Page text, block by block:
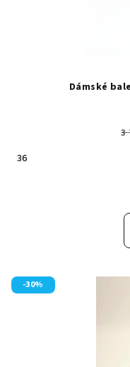
Dámské
3
36
-30%